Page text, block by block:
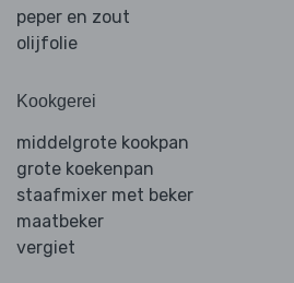
peper en zout
olijfolie
Kookgerei
middelgrote kookpan
grote koekenpan
staafmixer met beker
maatbeker
vergiet